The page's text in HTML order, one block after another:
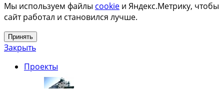
Мы используем файлы cookie и Яндекс.Метрику, чтобы
сайт работал и становился лучше.
Принять
Закрыть
Проекты